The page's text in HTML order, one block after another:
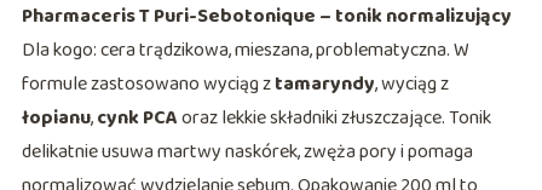
Pharmaceris T Puri-Sebotonique – tonik normalizujący
Dla kogo: cera trądzikowa, mieszana, problematyczna. W
formule zastosowano wyciąg ztamaryndy, wyciąg z
łopianu,cynk PCAoraz lekkie składniki złuszczające. Tonik
delikatnie usuwa martwy naskórek, zwęża pory i pomaga